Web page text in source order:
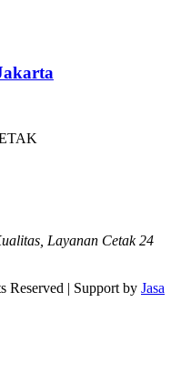
Layanan Cetak 24
Reserved | Support by Jasa